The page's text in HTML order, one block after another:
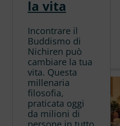
la vita
Incontrare il
Buddismo di
Nichiren può
cambiare la tua
vita. Questa
millenaria
filosofia,
praticata oggi
da milioni di